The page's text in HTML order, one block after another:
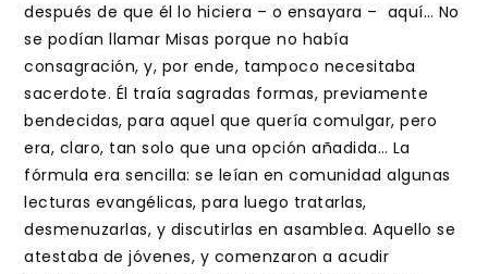
después de que él lo hiciera – o ensayara – aquí… No
se podían llamar Misas porque no había
consagración, y, por ende, tampoco necesitaba
sacerdote. Él traía sagradas formas, previamente
bendecidas, para aquel que quería comulgar, pero
era, claro, tan solo que una opción añadida… La
fórmula era sencilla: se leían en comunidad algunas
lecturas evangélicas, para luego tratarlas,
desmenuzarlas, y discutirlas en asamblea. Aquello se
atestaba de jóvenes, y comenzaron a acudir